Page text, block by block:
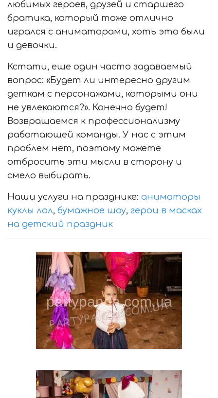
любимых героев, друзей и старшего
братика, который тоже отлично
игрался с аниматорами, хоть это были
и девочки.
Кстати, еще один часто задаваемый
вопрос: «Будет ли интересно другим
деткам с персонажами, которыми они
не увлекаются?». Конечно будет!
Возвращаемся к профессионализму
работающей команды. У нас с этим
проблем нет, поэтому можете
отбросить эти мысли в сторону и
смело выбирать.
Наши услуги на празднике: аниматоры
куклы лол, бумажное шоу, герои в масках
на детский праздник